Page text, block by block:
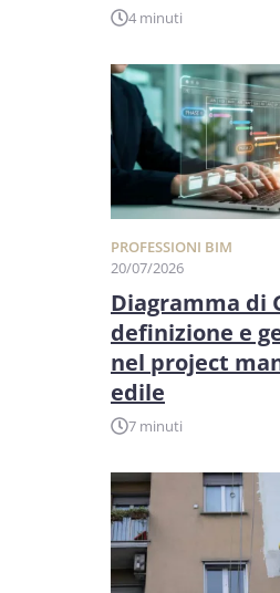
4 minuti
PROFESSIONI BIM
20/07/2026
Diagramma di
definizione e
nel project
edile
7 minuti